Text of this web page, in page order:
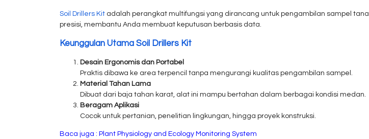
Soil Drillers Kit adalah perangkat multifungsi yang dirancang untuk pengambilan sampel
presisi, membantu Anda membuat keputusan berbasis data.
Keunggulan Utama Soil Drillers Kit
Desain Ergonomis dan Portabel
Praktis dibawa ke area terpencil tanpa mengurangi kualitas pengambilan sampel.
Material Tahan Lama
Dibuat dari baja tahan karat, alat ini mampu bertahan dalam berbagai kondisi medan.
Beragam Aplikasi
Cocok untuk pertanian, penelitian lingkungan, hingga proyek konstruksi.
Baca juga : Plant Physiology and Ecology Monitoring System